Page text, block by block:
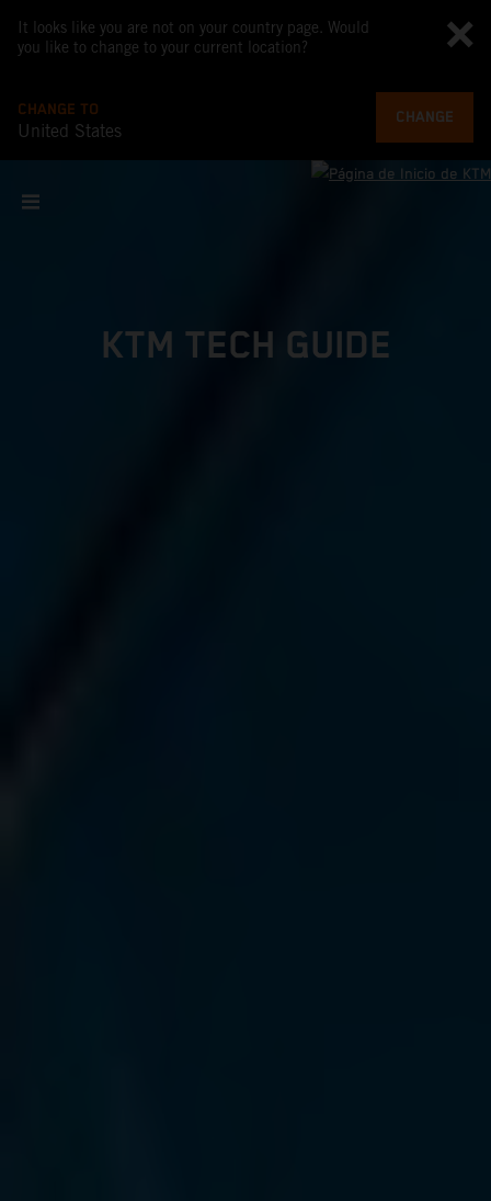
It looks like you are not on your country page. Would
you like to change to your current location?
CHANGE TO
United States
CHANGE
KTM TECH GUIDE